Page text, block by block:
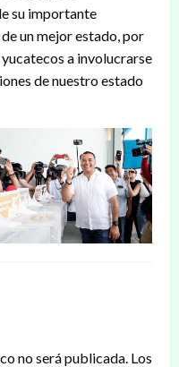
su importante
un mejor estado, por
a involucrarse
de nuestro estado
no será publicada. Los